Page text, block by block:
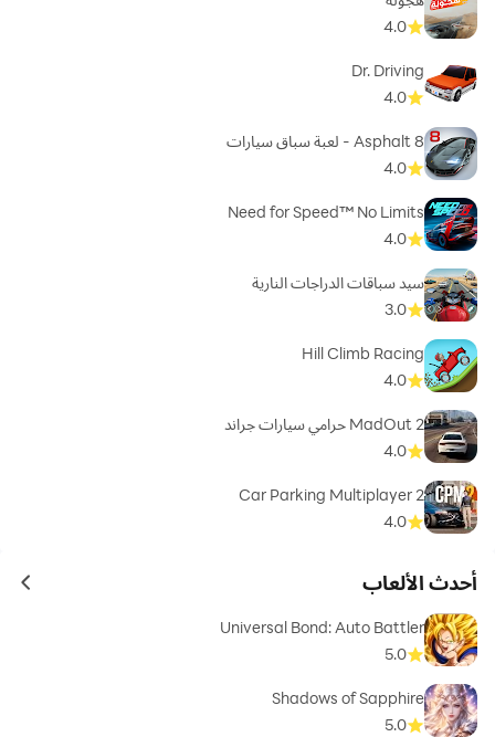
4.0
Dr. Driving
4.0
Asphalt 8 - لعبة سباق سيارات
4.0
Need for Speed™ No Limits
4.0
سيد سباقات الدراجات النارية
3.0
Hill Climb Racing
4.0
MadOut 2 حرامي سيارات جراند
4.0
Car Parking Multiplayer 2
4.0
أحدث الألعاب
Universal Bond: Auto Battler
5.0
Shadows of Sapphire
5.0